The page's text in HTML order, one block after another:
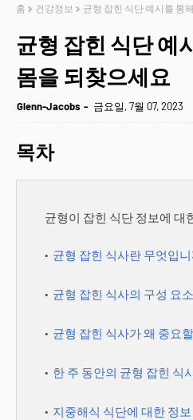
홈 건강정보 균형 잡힌 식단 예시를 통
균형 잡힌 식단 예
몸을 되찾으세요
Glenn-Jacobs 금요일, 7월 07, 2023
목차
균형이 잡힌 식단 정보에 대
균형 잡힌 식사란 무엇입
균형 잡힌 식사의 구성 요
균형 잡힌 식사가 왜 중요
한 주 동안의 균형 잡힌 식
지중해식 식단에 대한 정보